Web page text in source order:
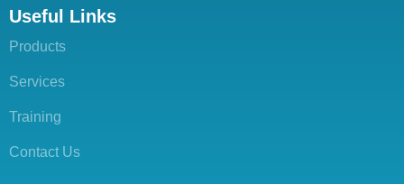
Useful Links
Products
Services
Training
Contact Us